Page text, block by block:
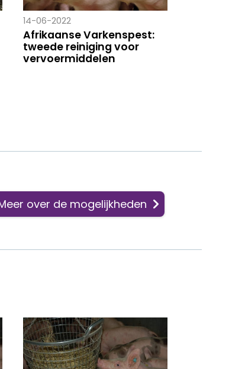
14-06-2022
Afrikaanse Varkenspest:
tweede reiniging voor
vervoermiddelen
over de mogelijkheden